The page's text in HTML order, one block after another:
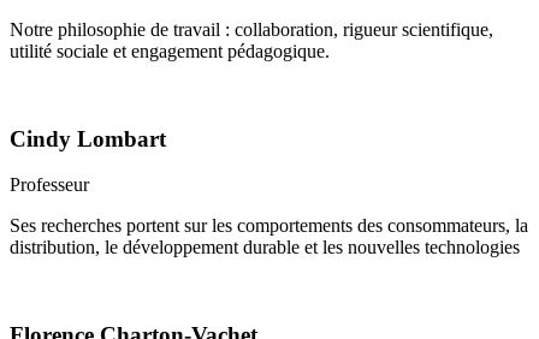
Notre philosophie de travail : collaboration, rigueur scientifique,
utilité sociale et engagement pédagogique.
Cindy Lombart
Professeur
Ses recherches portent sur les comportements des consommateurs, la
distribution, le développement durable et les nouvelles technologies